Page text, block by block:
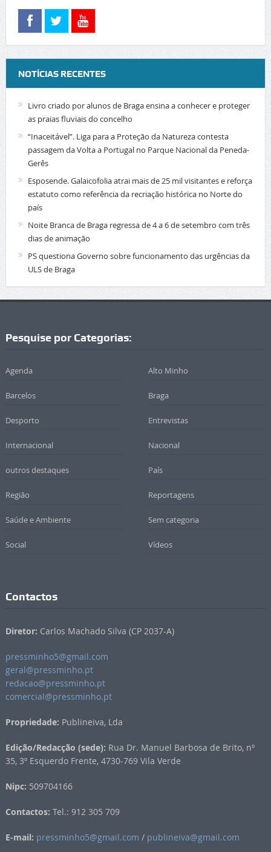
NOTÍCIAS RECENTES
Livro criado por alunos de Braga ensina a conhecer e proteger
as praias fluviais do concelho
“Inaceitável”. Liga para a Proteção da Natureza contesta
passagem da Volta a Portugal no Parque Nacional da Peneda-
Gerês
Esposende. Galaicofolia atrai mais de 25 mil visitantes e reforça
estatuto como referência da recriação histórica no Norte do
país
Noite Branca de Braga regressa de 4 a 6 de setembro com três
dias de animação
PS questiona Governo sobre funcionamento das urgências da
ULS de Braga
Pesquise por Categorias:
Agenda Alto Minho
Barcelos Braga
Desporto Entrevistas
Internacional Nacional
outros destaques País
Região Reportagens
Saúde e Ambiente Sem categoria
Social Vídeos
Contactos
Diretor: Carlos Machado Silva (CP 2037-A)
pressminho5@gmail.com
geral@pressminho.pt
redacao@pressminho.pt
comercial@pressminho.pt
Propriedade: Publineiva, Lda
Edição/Redacção (sede): Rua Dr. Manuel Barbosa de Brito, nº
35, 3º Esquerdo Frente, 4730-769 Vila Verde
Nipc: 509704166
Contactos: Tel.: 912 305 709
E-mail: pressminho5@gmail.com / publineiva@gmail.com